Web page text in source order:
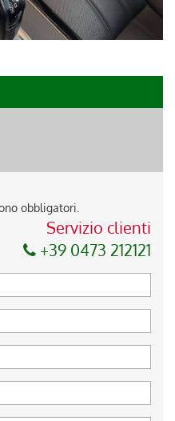
obbligatori.
Servizio clienti
+39 0473 212121